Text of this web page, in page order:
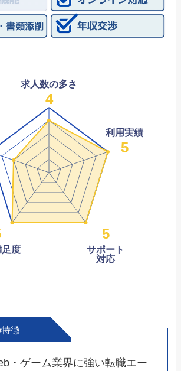
求人数の多さ
4
足度
5
サポート
対応
利用実績
5
徴
・ゲーム業界に強い転職エー